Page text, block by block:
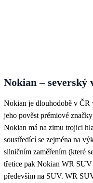
Nokian – severský
Nokian je dlouhodobě v ČR
jeho pověst prémiové
Nokian má na zimu trojici
soustředící se zejména na
silničním zaměřením (které
třetice pak Nokian WR SUV
především na SUV. WR